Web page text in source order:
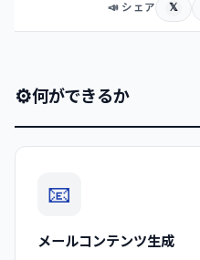
📣 シェア 𝕏
⚙何ができるか
📧
メールコンテンツ生成